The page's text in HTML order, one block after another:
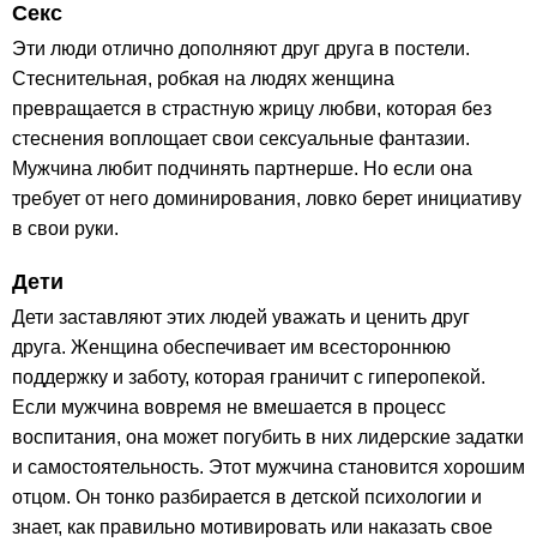
Секс
Эти люди отлично дополняют друг друга в постели.
Стеснительная, робкая на людях женщина
превращается в страстную жрицу любви, которая без
стеснения воплощает свои сексуальные фантазии.
Мужчина любит подчинять партнерше. Но если она
требует от него доминирования, ловко берет инициативу
в свои руки.
Дети
Дети заставляют этих людей уважать и ценить друг
друга. Женщина обеспечивает им всестороннюю
поддержку и заботу, которая граничит с гиперопекой.
Если мужчина вовремя не вмешается в процесс
воспитания, она может погубить в них лидерские задатки
и самостоятельность. Этот мужчина становится хорошим
отцом. Он тонко разбирается в детской психологии и
знает, как правильно мотивировать или наказать свое